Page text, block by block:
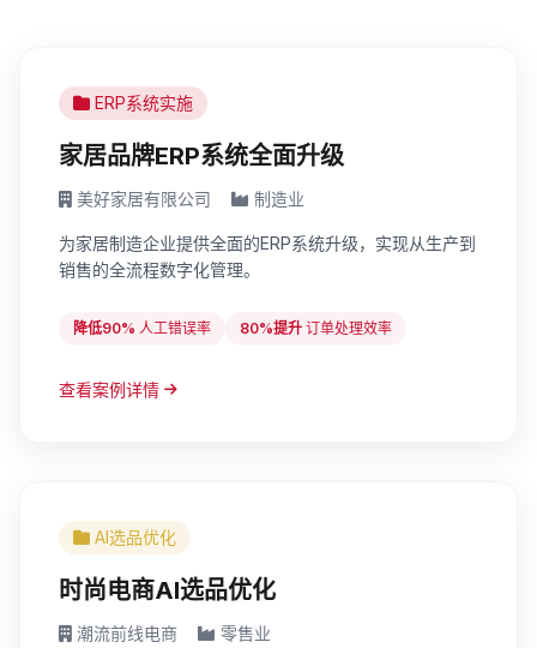
ERP系统实施
家居品牌ERP系统全面升级
美好家居有限公司 制造业
为家居制造企业提供全面的ERP系统升级，实现从生产到
销售的全流程数字化管理。
降低90% 人工错误率 80%提升 订单处理效率
查看案例详情
AI选品优化
时尚电商AI选品优化
潮流前线电商 零售业